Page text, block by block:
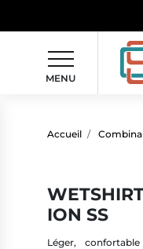
MENU
Accueil
ION SS
Léger,